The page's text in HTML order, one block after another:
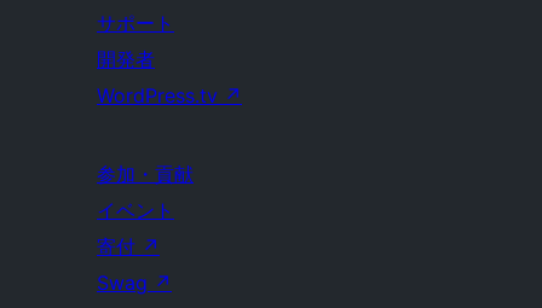
サポート
開発者
WordPress.tv ↗
参加・貢献
イベント
寄付 ↗
Swag ↗